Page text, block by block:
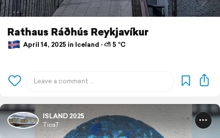
Rathaus Ráðhús Reykjavíkur
April 14, 2025 in Iceland ⋅ ⛅ 5 °C
ISLAND 2025
TicaT